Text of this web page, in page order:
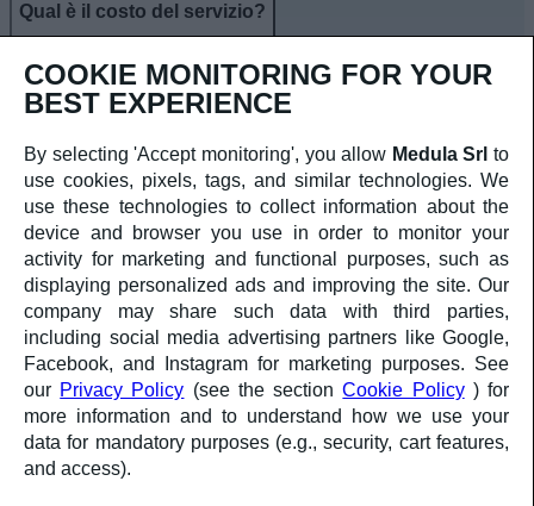
Qual è il costo del servizio?
Contattaci per un preventivo personalizzato e senza impegno.
Porta il tuo marketing a un altro
Contattaci
DESIGN
DEVELOPMENT
MARKETING
DATA & ANALYTICS
Iscr. ROC n.41547
Privacy
Cookies
COOKIE MONITORING FOR YOUR
BEST EXPERIENCE
By selecting 'Accept monitoring', you allow Medula Srl to
use cookies, pixels, tags, and similar technologies. We
use these technologies to collect information about the
device and browser you use in order to monitor your
activity for marketing and functional purposes, such as
displaying personalized ads and improving the site. Our
company may share such data with third parties,
including social media advertising partners like Google,
Facebook, and Instagram for marketing purposes. See
our Privacy Policy (see the section Cookie Policy ) for
more information and to understand how we use your
data for mandatory purposes (e.g., security, cart features,
and access).